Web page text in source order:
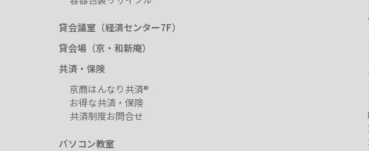
貸会議室（経済センター7F）
貸会場（京・和新庵）
共済・保険
京商はんなり共済®
お得な共済・保険
共済制度お問合せ
パソコン教室